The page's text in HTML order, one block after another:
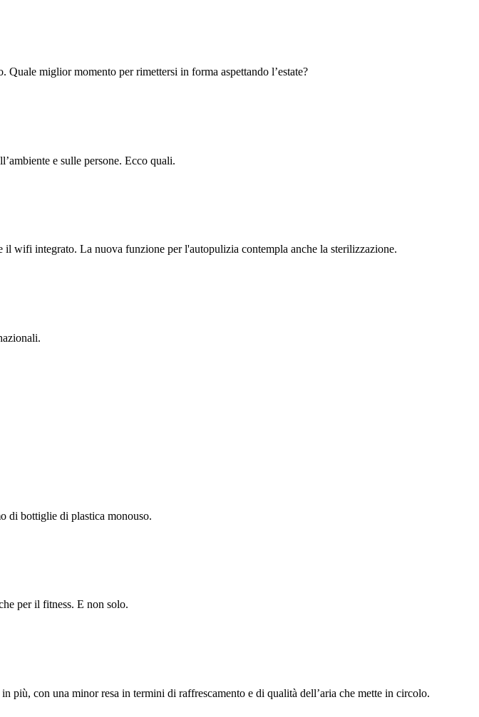
miglior momento per rimettersi in forma aspettando l’estate?
e sulle persone. Ecco quali.
wifi integrato. La nuova funzione per l'autopulizia contempla anche la sterilizzazione.
di bottiglie di plastica monouso.
per il fitness. E non solo.
più, con una minor resa in termini di raffrescamento e di qualità dell’aria che mette in circolo.